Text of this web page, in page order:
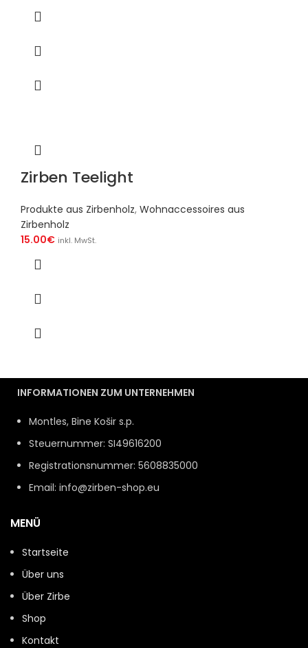
Zirben Teelight
Produkte aus Zirbenholz, Wohnaccessoires aus
Zirbenholz
15.00€ inkl. MwSt.
INFORMATIONEN ZUM UNTERNEHMEN
Montles, Bine Košir s.p.
Steuernummer: SI49616200
Registrationsnummer: 5608835000
Email: info@zirben-shop.eu
MENÜ
Startseite
Über uns
Über Zirbe
Shop
Kontakt